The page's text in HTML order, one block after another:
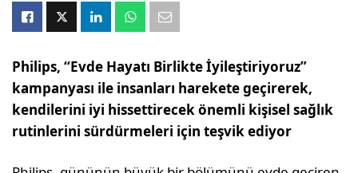
Philips, “Evde Hayatı Birlikte İyileştiriyoruz”
kampanyası ile insanları harekete geçirerek,
kendilerini iyi hissettirecek önemli kişisel sağlık
rutinlerini sürdürmeleri için teşvik ediyor